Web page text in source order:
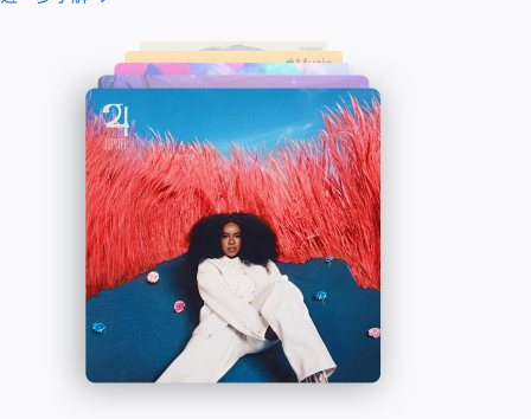
了
解
-
Apple
Music
口
中
打
开)